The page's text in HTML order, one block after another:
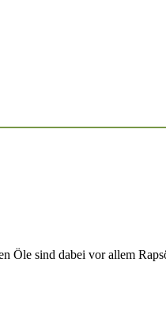
Öle sind dabei vor allem